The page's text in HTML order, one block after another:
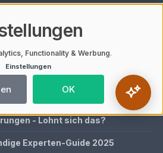
Der vollständige Leitfaden
- Lohnt sich das?
Experten-Guide 2025
Functionality & Werbung.
Einstellungen
OK